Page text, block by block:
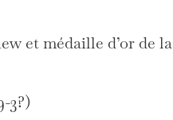
et médaille d’or de la
3?)